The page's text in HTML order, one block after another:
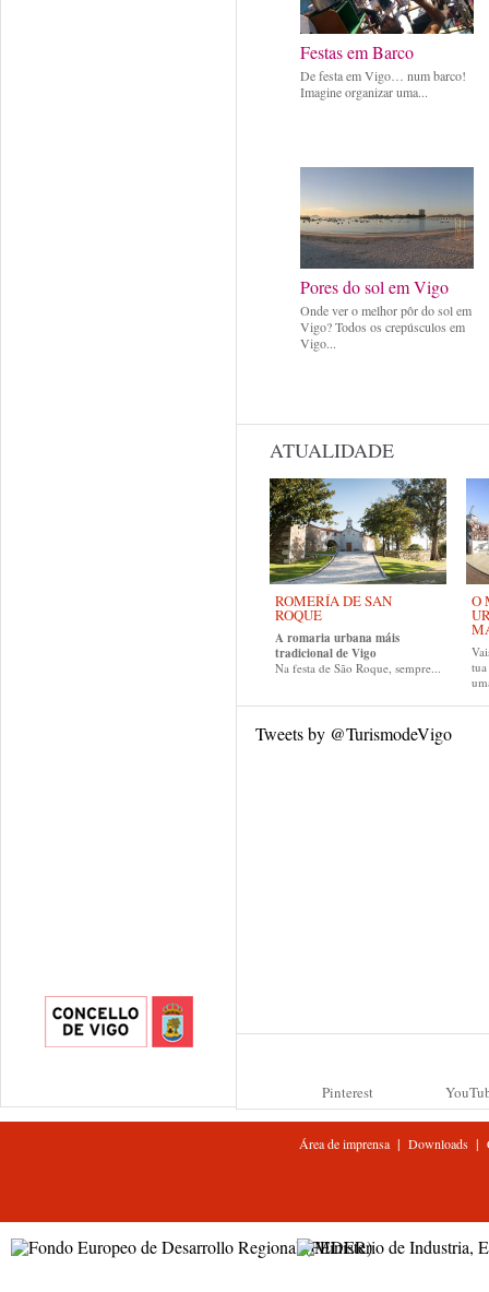
Festas em Barco
De festa em Vigo… num barco!
Imagine organizar uma...
Pores do sol em Vigo
Onde ver o melhor pôr do sol em
Vigo? Todos os crepúsculos em
Vigo...
ATUALIDADE
ROMERÍA DE SAN
ROQUE
A romaria urbana máis
tradicional de Vigo
Na festa de São Roque, sempre...
O
Tweets by @TurismodeVigo
Pinterest
Área de imprensa| Downloads|